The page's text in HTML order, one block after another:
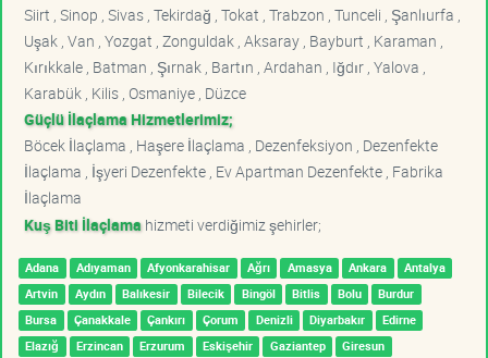
Siirt , Sinop , Sivas , Tekirdağ , Tokat , Trabzon , Tunceli , Şanlıurfa ,
Uşak , Van , Yozgat , Zonguldak , Aksaray , Bayburt , Karaman ,
Kırıkkale , Batman , Şırnak , Bartın , Ardahan , Iğdır , Yalova ,
Karabük , Kilis , Osmaniye , Düzce
Güçlü İlaçlama Hizmetlerimiz;
Böcek İlaçlama , Haşere İlaçlama , Dezenfeksiyon , Dezenfekte
İlaçlama , İşyeri Dezenfekte , Ev Apartman Dezenfekte , Fabrika
İlaçlama
Kuş Biti İlaçlama hizmeti verdiğimiz şehirler;
Adana Adıyaman Afyonkarahisar Ağrı Amasya Ankara
Antalya
Artvin
Aydın Balıkesir Bilecik Bingöl Bitlis Bolu
Burdur
Bursa
Çanakkale Çankırı Çorum Denizli Diyarbakır
Edirne
Elazığ
Erzincan Erzurum Eskişehir Gaziantep Giresun